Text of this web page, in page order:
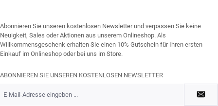
Abonnieren Sie unseren kostenlosen Newsletter und verpassen Sie keine
Neuigkeit, Sales oder Aktionen aus unserem Onlineshop. Als
Willkommensgeschenk erhalten Sie einen 10% Gutschein für Ihren ersten
Einkauf im Onlineshop oder bei uns im Store.
ABONNIEREN SIE UNSEREN KOSTENLOSEN NEWSLETTER
Mail-